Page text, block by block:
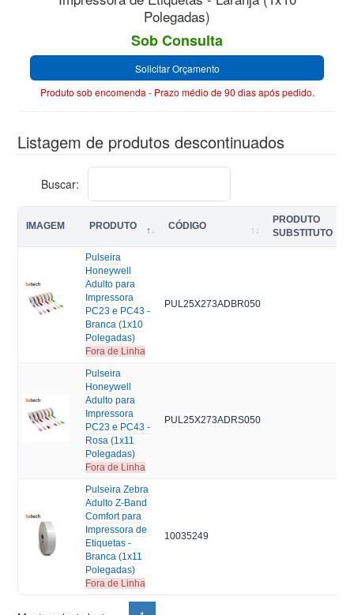
Polegadas)
Sob Consulta
Solicitar Orçamento
Produto sob encomenda - Prazo médio de 90 dias após pedido.
Listagem de produtos descontinuados
Buscar:
IMAGEM PRODUTO CÓDIGO
PRODUTO
SUBSTITUTO
Pulseira
Honeywell
Adulto para
Impressora
PC23 e PC43 -
Branca (1x10
Polegadas)
Fora de Linha
PUL25X273ADBR050
Pulseira
Honeywell
Adulto para
Impressora
PC23 e PC43 -
Rosa (1x11
Polegadas)
Fora de Linha
PUL25X273ADRS050
Pulseira Zebra
Adulto Z-Band
Comfort para
Impressora de
Etiquetas -
Branca (1x11
Polegadas)
Fora de Linha
10035249